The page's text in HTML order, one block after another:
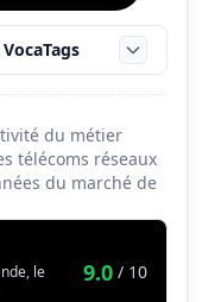
du métier
télécoms réseaux
du marché de
le
9.0 / 10